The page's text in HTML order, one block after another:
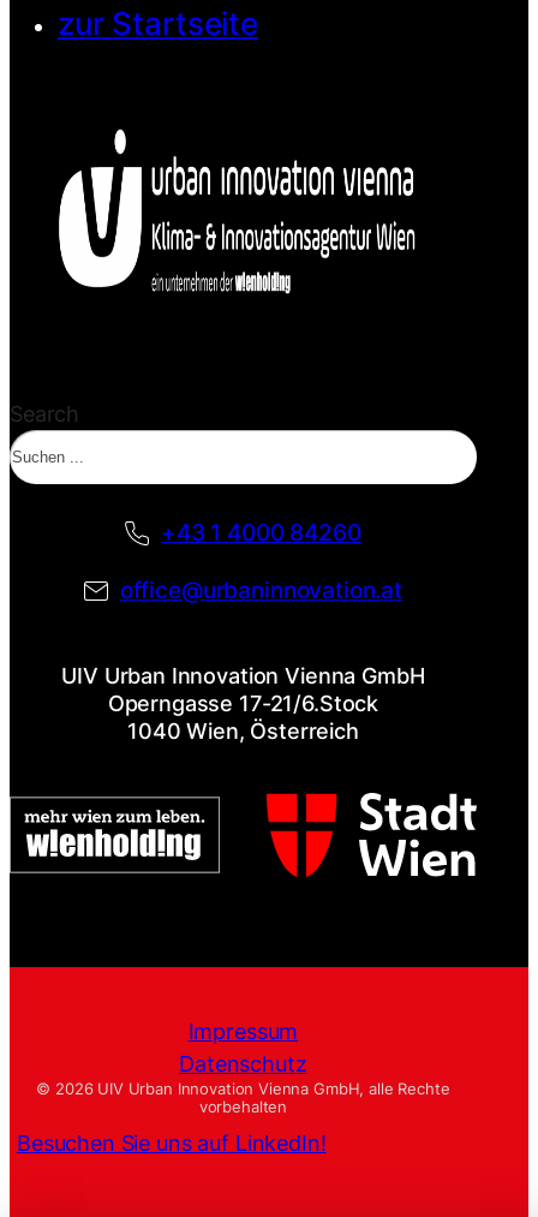
zur Startseite
Search
+43 1 4000 84260
office@urbaninnovation.at
UIV Urban Innovation Vienna GmbH
Operngasse 17-21/6.Stock
1040 Wien, Österreich
Impressum
Datenschutz
© 2026 UIV Urban Innovation Vienna GmbH, alle Rechte
vorbehalten
Besuchen Sie uns auf LinkedIn!